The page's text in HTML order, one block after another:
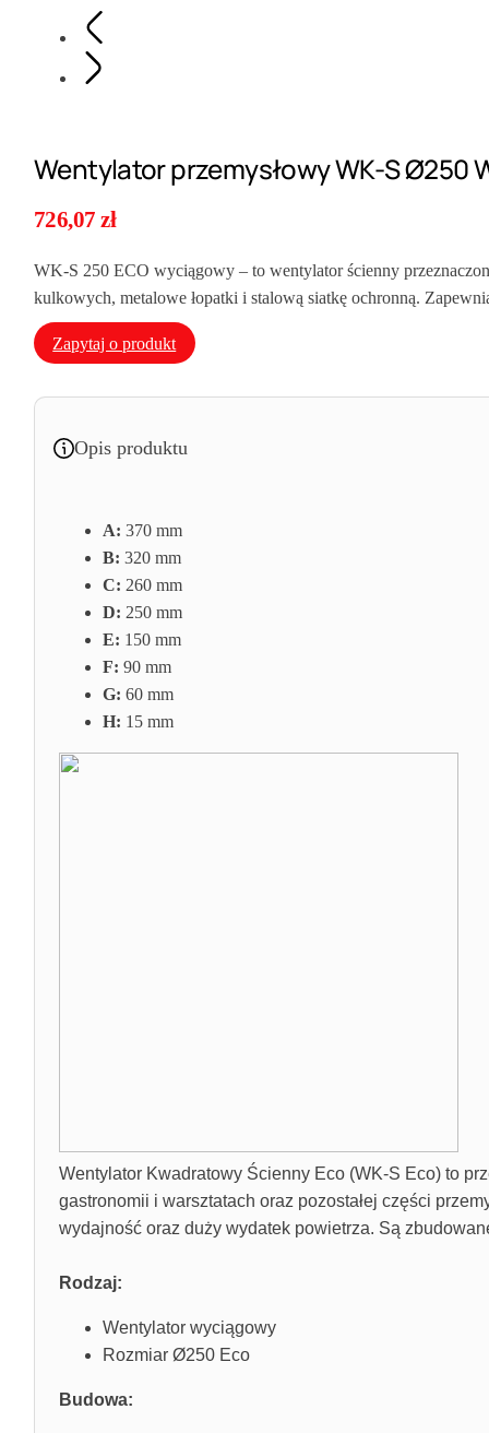
Wentylator przemysłowy WK-S Ø250
726,07zł
WK-S 250 ECO wyciągowy – to wentylator ścienny
kulkowych, metalowe łopatki i stalową siatkę ochronną.
Zapytaj o produkt
Opis produktu
A: 370 mm
B: 320 mm
C: 260 mm
D: 250 mm
E: 150 mm
F: 90 mm
G: 60 mm
H: 15 mm
Wentylator Kwadratowy Ścienny Eco (WK-S Eco) to
gastronomii i warsztatach oraz pozostałej części
wydajność oraz duży wydatek powietrza. Są
Rodzaj:
Wentylator wyciągowy
Rozmiar Ø250 Eco
Budowa: